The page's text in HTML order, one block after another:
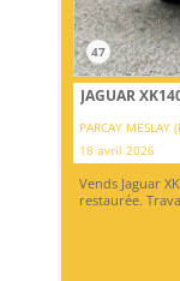
47
JAGUAR
PARCAY MESLAY
18 avril 2026
Vends Jaguar
restaurée.